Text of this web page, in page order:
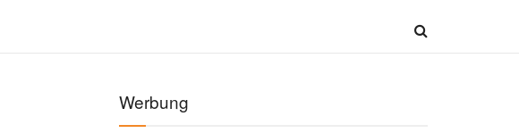
Werbung